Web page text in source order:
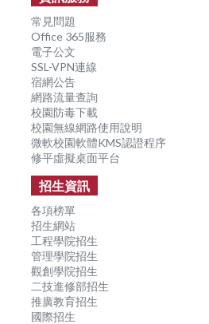
常見問題
Office 365服務
電子公文
SSL-VPN連線
宿網公告
網路流量查詢
校園防毒下載
校園無線網路使用說明
微軟校園軟體KMS認證程序
修平虛擬桌面平台
招生資訊
各項榜單
招生網站
工程學院招生
管理學院招生
觀創學院招生
二技進修部招生
推廣教育招生
國際招生